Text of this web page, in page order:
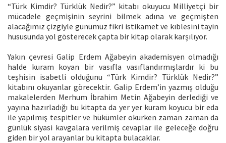
“Türk Kimdir? Türklük Nedir?” kitabı okuyucu Milliyetçi bir
mücadele geçmişinin seyrini bilmek adına ve geçmişten
alacağımız çizgiyle günümüz fikri istikamet ve kıblesini tayin
hususunda yol gösterecek çapta bir kitap olarak karşılıyor.
Yakın çevresi Galip Erdem Ağabeyin akademisyen olmadığı
halde kuram koyan bir vasıfla vasıflandırmışlardır ki bu
teşhisin isabetli olduğunu “Türk Kimdir? Türklük Nedir?”
kitabını okuyanlar görecektir. Galip Erdem’in yazmış olduğu
makalelerden Merhum İbrahim Metin Ağabeyin derlediği ve
yayına hazırladığı bu kitapta da yer yer kuram koyucu bir eda
ile yapılmış tespitler ve hükümler okurken zaman zaman da
günlük siyasi kavgalara verilmiş cevaplar ile geleceğe doğru
giden bir yol arayanlar bu kitapta bulacaklar.